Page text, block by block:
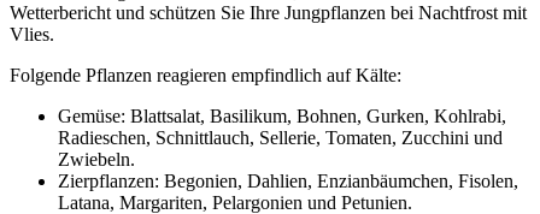
Wetterbericht und schützen Sie Ihre Jungpflanzen bei Nachtfrost mit
Vlies.
Folgende Pflanzen reagieren empfindlich auf Kälte:
Gemüse: Blattsalat, Basilikum, Bohnen, Gurken, Kohlrabi,
Radieschen, Schnittlauch, Sellerie, Tomaten, Zucchini und
Zwiebeln.
Zierpflanzen: Begonien, Dahlien, Enzianbäumchen, Fisolen,
Latana, Margariten, Pelargonien und Petunien.